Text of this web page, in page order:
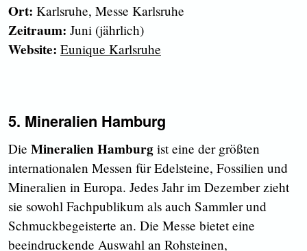
Ort: Karlsruhe, Messe Karlsruhe
Zeitraum: Juni (jährlich)
Website: Eunique Karlsruhe
5. Mineralien Hamburg
Die Mineralien Hamburg ist eine der größten
internationalen Messen für Edelsteine, Fossilien und
Mineralien in Europa. Jedes Jahr im Dezember zieht
sie sowohl Fachpublikum als auch Sammler und
Schmuckbegeisterte an. Die Messe bietet eine
beeindruckende Auswahl an Rohsteinen,